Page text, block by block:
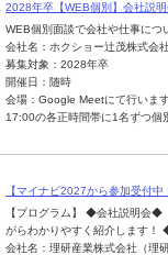
2028年卒【WEB個別】会社説
WEB個別面談で会社や仕事につ
会社名：ホクショー辻茂株式会
募集対象：2028年卒
開催日：随時
会場：Google Meetにて行いま
17:00の各正時間帯に1名ずつ個
【マイナビ2027から参加受付
【プログラム】 ◆会社説明会
がらわかりやすく紹介します！
会社名：理研産業株式会社（理